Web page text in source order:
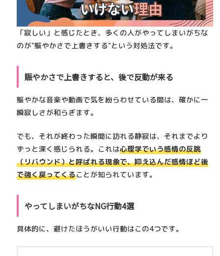
「寂しい」と感じたとき、多くの人がやってしまいがちな
のが"賑やかさで上書きする"という対処法です。
賑やかさで上書きすると、後で反動が来る
賑やかな音楽や動画で気を紛らわせている間は、確かに一
瞬寂しさが和らぎます。
でも、それが終わった瞬間に訪れる静寂は、それまでより
ずっと深く感じられる。これは心理学でいう感情の反跳
（リバウンド）と呼ばれる現象で、抑え込んだ感情ほど後
で強く戻ってくることが知られています。
やってしまいがちなNG行動4選
具体的に、避けたほうがいい行動はこの4つです。